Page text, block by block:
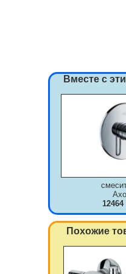
Вместе с
12464
Похожие